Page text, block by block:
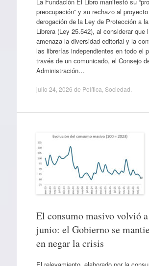
La Fundación El Libro manifestó su
preocupación” y su rechazo al
derogación de la Ley de Protección a
Librera (Ley 25.542), al considerar que
amenaza la diversidad editorial y la
las librerías independientes en todo el
través de un comunicado, el Consejo
Administración…
julio 24, 2026 de Política Sociedad
El consumo masivo volvió
junio: el Gobierno se
en negar la crisis